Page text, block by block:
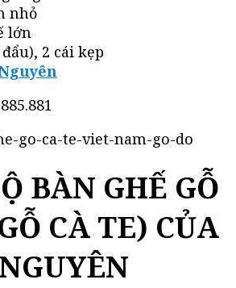
nhỏ
lớn
2 cái kẹp
BÀN GHẾ GỖ
CÀ TE) CỦA